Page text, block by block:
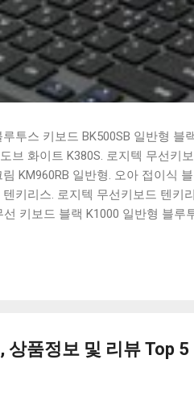
투스 키보드 BK500SB 일반형 블
브 화이트 K380S. 로지텍 무선키
KM960RB 일반형. 오아 접이식
키리스. 로지텍 무선키보드 텐키
키보드 블랙 K1000 일반형 블루
상품정보 및 리뷰 Top 5